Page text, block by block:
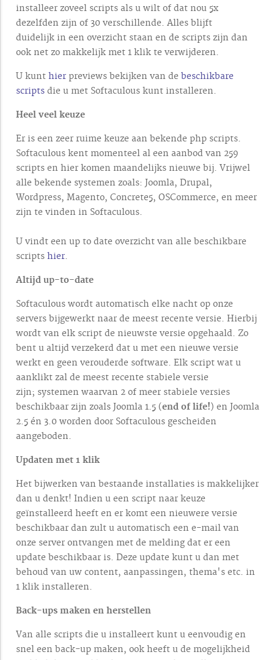
installeer zoveel scripts als u wilt of dat nou 5x
dezelfden zijn of 30 verschillende. Alles blijft
duidelijk in een overzicht staan en de scripts zijn dan
ook net zo makkelijk met 1 klik te verwijderen.
U kunt hier previews bekijken van de beschikbare
scripts die u met Softaculous kunt installeren.
Heel veel keuze
Er is een zeer ruime keuze aan bekende php scripts.
Softaculous kent momenteel al een aanbod van 259
scripts en hier komen maandelijks nieuwe bij. Vrijwel
alle bekende systemen zoals: Joomla, Drupal,
Wordpress, Magento, Concrete5, OSCommerce, en meer
zijn te vinden in Softaculous.
U vindt een up to date overzicht van alle beschikbare
scripts hier.
Altijd up-to-date
Softaculous wordt automatisch elke nacht op onze
servers bijgewerkt naar de meest recente versie. Hierbij
wordt van elk script de nieuwste versie opgehaald. Zo
bent u altijd verzekerd dat u met een nieuwe versie
werkt en geen verouderde software. Elk script wat u
aanklikt zal de meest recente stabiele versie
zijn; systemen waarvan 2 of meer stabiele versies
beschikbaar zijn zoals Joomla 1.5 (end of life!) en Joomla
2.5 én 3.0 worden door Softaculous gescheiden
aangeboden.
Updaten met 1 klik
Het bijwerken van bestaande installaties is makkelijker
dan u denkt! Indien u een script naar keuze
geïnstalleerd heeft en er komt een nieuwere versie
beschikbaar dan zult u automatisch een e-mail van
onze server ontvangen met de melding dat er een
update beschikbaar is. Deze update kunt u dan met
behoud van uw content, aanpassingen, thema's etc. in
1 klik installeren.
Back-ups maken en herstellen
Van alle scripts die u installeert kunt u eenvoudig en
snel een back-up maken, ook heeft u de mogelijkheid